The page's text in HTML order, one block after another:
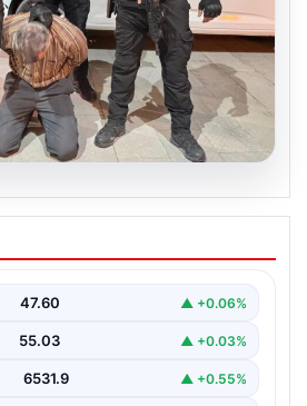
Suikast Planındaki
İfadesi Gün yüzüne
girişimi sırasında
47.60 ▲ +0.06%
55.03 ▲ +0.03%
6531.9 ▲ +0.55%